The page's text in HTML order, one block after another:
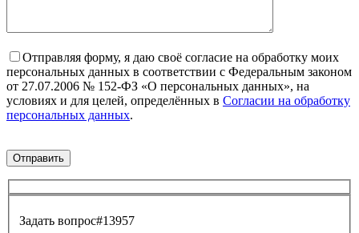
Отправляя форму, я даю своё согласие на обработку моих
персональных данных в соответствии с Федеральным законом
от 27.07.2006 № 152-ФЗ «О персональных данных», на
условиях и для целей, определённых в Согласии на обработку
персональных данных.
Задать вопрос#13957